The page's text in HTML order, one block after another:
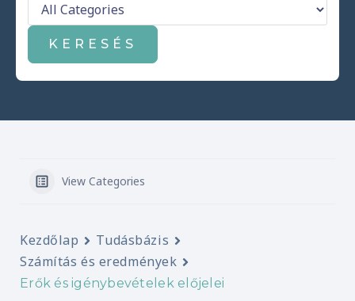
View Categories
Kezdőlap
Tudásbázis
Számítás és eredmények
Erők és igénybevételek előjelei